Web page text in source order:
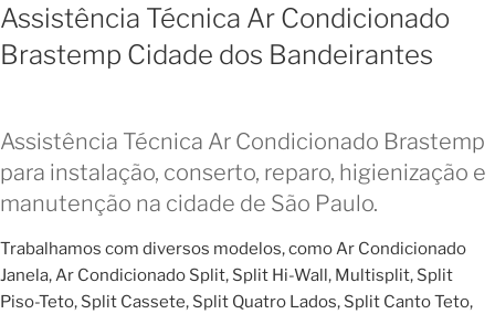
Assistência Técnica Ar Condicionado
Brastemp Cidade dos Bandeirantes
Assistência Técnica Ar Condicionado Brastemp
para instalação, conserto, reparo, higienização e
manutenção na cidade de São Paulo.
Trabalhamos com diversos modelos, como Ar Condicionado
Janela, Ar Condicionado Split, Split Hi-Wall, Multisplit, Split
Piso-Teto, Split Cassete, Split Quatro Lados, Split Canto Teto,